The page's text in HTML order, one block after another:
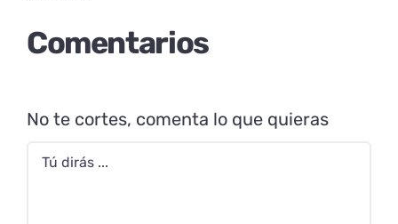
Comentarios
No te cortes, comenta lo que quieras
Comentario